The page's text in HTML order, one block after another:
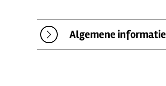
Algemene informatie